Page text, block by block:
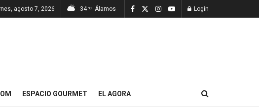
agosto 7, 2026 34 °C Álamos Login
ESPACIO GOURMET EL AGORA